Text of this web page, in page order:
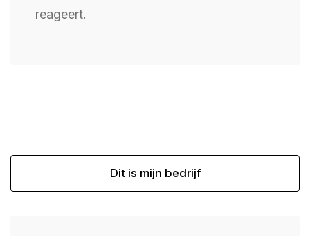
reageert.
Dit is mijn bedrijf